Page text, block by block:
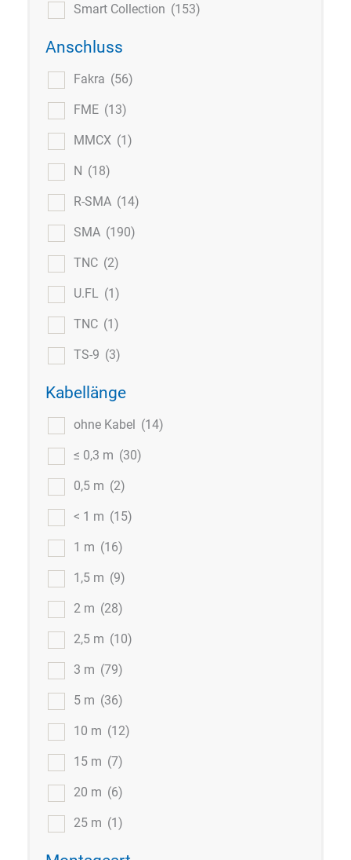
Smart Collection (153)
Anschluss
Fakra (56)
FME (13)
MMCX (1)
N (18)
R-SMA (14)
SMA (190)
TNC (2)
U.FL (1)
TNC (1)
TS-9 (3)
Kabellänge
ohne Kabel (14)
≤ 0,3 m (30)
0,5 m (2)
< 1 m (15)
1 m (16)
1,5 m (9)
2 m (28)
2,5 m (10)
3 m (79)
5 m (36)
10 m (12)
15 m (7)
20 m (6)
25 m (1)